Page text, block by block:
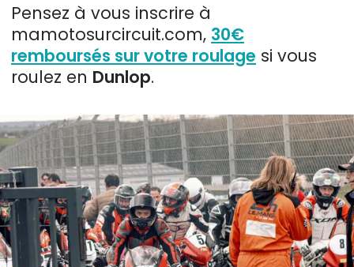
Pensez à vous inscrire à
mamotosurcircuit.com, 30€
remboursés sur votre roulage si vous
roulez en Dunlop.